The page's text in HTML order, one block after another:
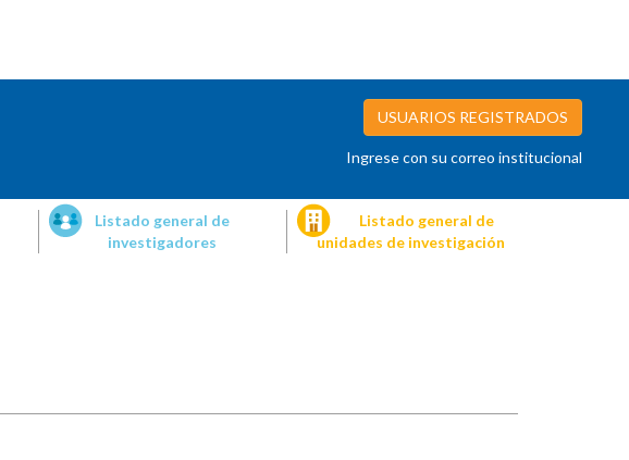
USUARIOS REGISTRADOS
Ingrese con su correo institucional
Listado general de
investigadores
Listado general de
unidades de investigación